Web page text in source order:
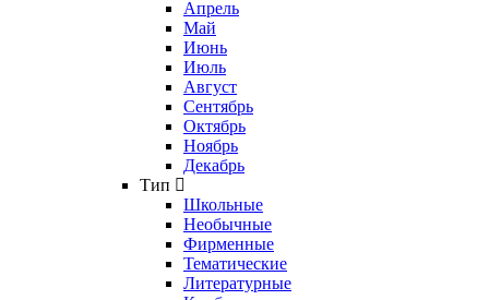
Апрель
Май
Июнь
Июль
Август
Сентябрь
Октябрь
Ноябрь
Декабрь
Тип
Школьные
Необычные
Фирменные
Тематические
Литературные